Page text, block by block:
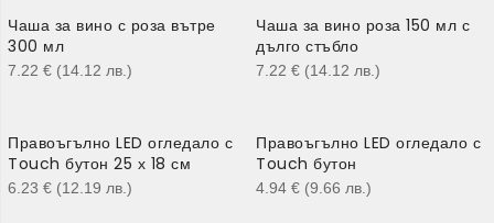
Чаша за вино с роза вътре
300 мл
7.22 € (14.12 лв. )
Чаша за вино роза 150 мл с
дълго стъбло
7.22 € (14.12 лв. )
Правоъгълно LED огледало с
Touch бутон 25 х 18 см
6.23 € (12.19 лв. )
Правоъгълно LED огледало с
Touch бутон
4.94 € (9.66 лв. )